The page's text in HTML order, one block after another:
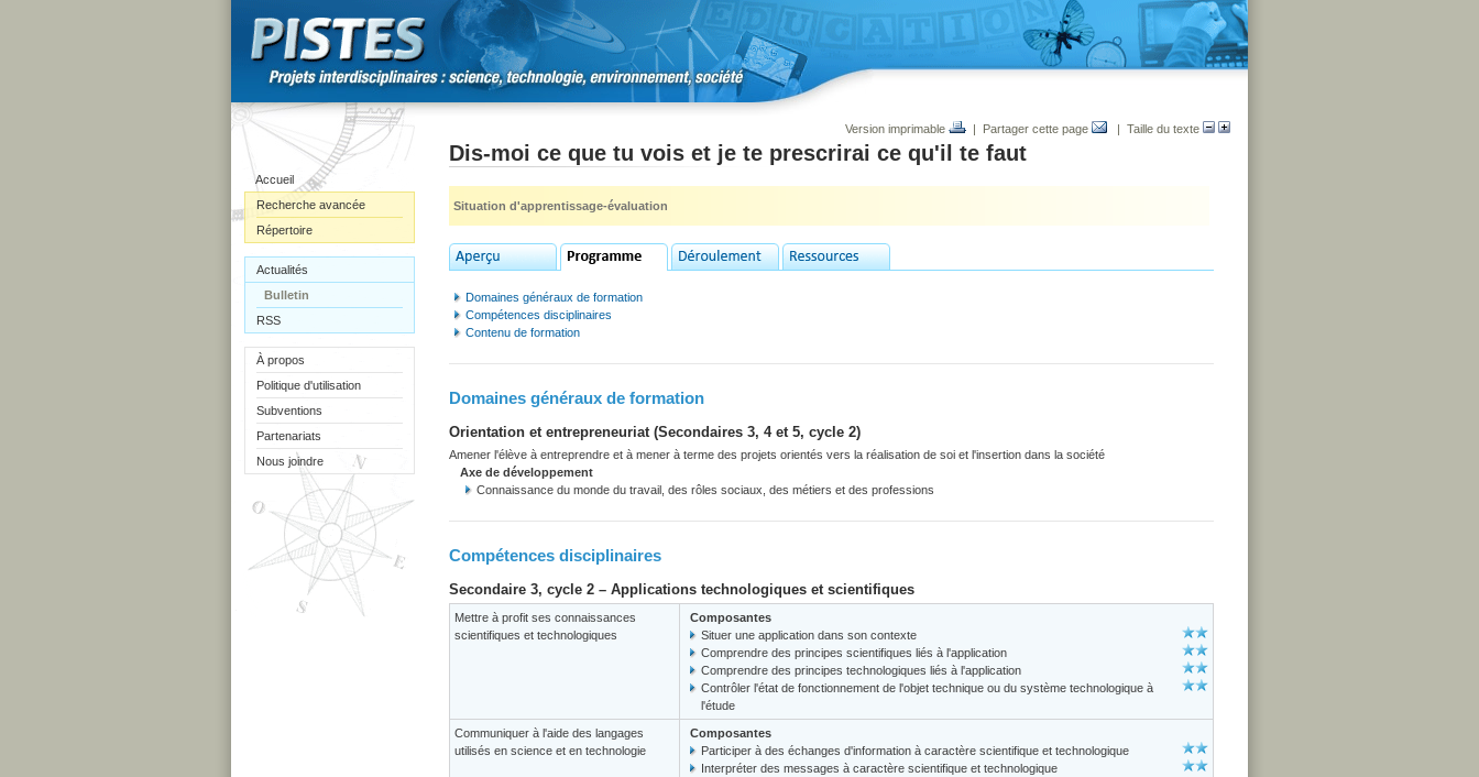
Accueil
Recherche avancée
Répertoire
Actualités
Bulletin
RSS
À propos
Politique d'utilisation
Subventions
Partenariats
Nous joindre
Version imprimable | Partager cette page | Taille du texte
Dis-moi ce que tu vois et je te prescrirai ce qu'il te faut
Situation d'apprentissage-évaluation
Domaines généraux de formation
Compétences disciplinaires
Contenu de formation
Domaines généraux de formation
Orientation et entrepreneuriat (Secondaires 3, 4 et 5, cycle 2)
Amener l'élève à entreprendre et à mener à terme des projets orientés vers la réalisation de soi et l'insertion dans la société
Axe de développement
Connaissance du monde du travail, des rôles sociaux, des métiers et des professions
Compétences disciplinaires
Secondaire 3, cycle 2 – Applications technologiques et scientifiques
Mettre à profit ses connaissances
scientifiques et technologiques
Composantes
Situer une application dans son contexte
Comprendre des principes scientifiques liés à l'application
Comprendre des principes technologiques liés à l'application
Contrôler l'état de fonctionnement de l'objet technique ou du système technologique à
l'étude
Communiquer à l'aide des langages
utilisés en science et en technologie
Composantes
Participer à des échanges d'information à caractère scientifique et technologique
Interpréter des messages à caractère scientifique et technologique